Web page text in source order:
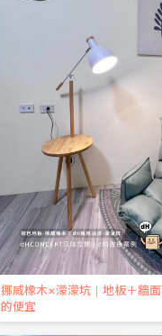
挪威橡木×濛濛坑｜地板＋牆
的便宜